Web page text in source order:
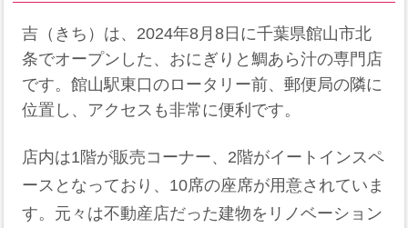
吉（きち）は、2024年8月8日に千葉県館山市北
条でオープンした、おにぎりと鯛あら汁の専門店
です。​館山駅東口のロータリー前、郵便局の隣に
位置し、アクセスも非常に便利です。
店内は1階が販売コーナー、2階がイートインスペ
ースとなっており、10席の座席が用意されていま
す。​元々は不動産店だった建物をリノベーション